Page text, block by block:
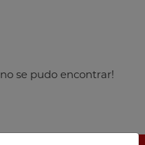
se pudo encontrar!